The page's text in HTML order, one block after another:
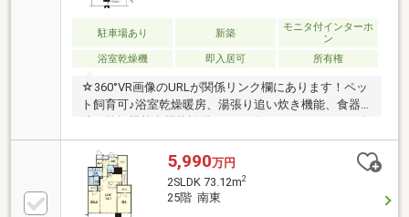
２４時間ゴミ出し可能現在空室、写真では伝えきれな
い眺望と開放感を、ぜひ現地でご体感ください
駐車場あり 新築
モニタ付インターホ
ン
浴室乾燥機
即入居可 所有権
☆360°VR画像のURLが関係リンク欄にあります！ペッ
ト飼育可♪浴室乾燥暖房、湯張り追い炊き機能、食器
インクローゼット、パントリー、リネン庫、クローゼ
ットと収納も充実♪熊本駅を中心に、ショッピング、
ホテル、グルメ、アミューズメントなど都市機能がさ
らに充実する熊本駅前の好立地♪クリーニングや宅
配、ペットシッター他様々なサービスをコンシェルジ
5,990万円
2SLDK 73.12m2
25階 南東